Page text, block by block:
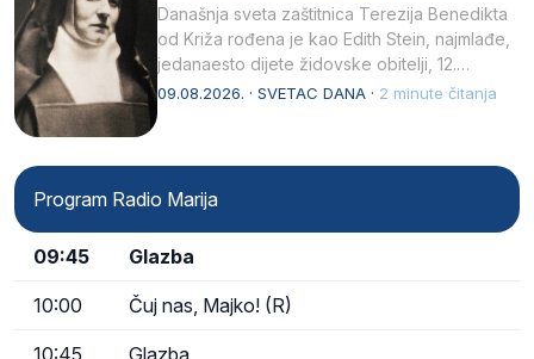
Današnja sveta zaštitnica Terezija Benedikta
od Križa rođena je kao Edith Stein, najmlađe,
jedanaesto dijete židovske obitelji, 12.
listopada 1891, u Wrocławu…
09.08.2026. · SVETAC DANA · 2 minute čitanja
Program Radio Marija
09:45 Glazba
10:00 Čuj nas, Majko! (R)
10:45 Glazba